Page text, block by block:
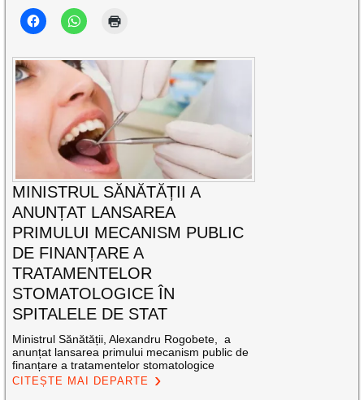
MINISTRUL SĂNĂTĂȚII A
ANUNȚAT LANSAREA
PRIMULUI MECANISM PUBLIC
DE FINANȚARE A
TRATAMENTELOR
STOMATOLOGICE ÎN
SPITALELE DE STAT
Ministrul Sănătății, Alexandru Rogobete, a
anunțat lansarea primului mecanism public de
finanțare a tratamentelor stomatologice
CITEȘTE MAI DEPARTE